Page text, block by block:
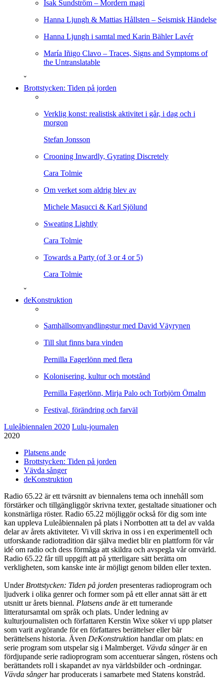
Isak Sundström – Mordern magi
Hanna Ljungh & Mattias Hållsten – Seismisk Händelse
Hanna Ljungh i samtal med Karin Bähler Lavér
María Iñigo Clavo – Traces, Signs and Symptoms of
the Untranslatable
ˇ
Brottstycken: Tiden på jorden
Verklig konst: realistisk aktivitet i går, i dag och i
morgon
Stefan Jonsson
Crooning Inwardly, Gyrating Discretely
Cara Tolmie
Om verket som aldrig blev av
Michele Masucci & Karl Sjölund
Sweating Lightly
Cara Tolmie
Towards a Party (of 3 or 4 or 5)
Cara Tolmie
ˇ
deKonstruktion
Samhällsomvandlingstur med David Väyrynen
Till slut finns bara vinden
Pernilla Fagerlönn med flera
Kolonisering, kultur och motstånd
Pernilla Fagerlönn, Mirja Palo och Torbjörn Ömalm
Festival, förändring och farväl
Luleåbiennalen 2020 Lulu-journalen
2020
Platsens ande
Brottstycken: Tiden på jorden
Vävda sånger
deKonstruktion
Radio 65.22 är ett tvärsnitt av biennalens tema och innehåll som
förstärker och tillgängliggör skrivna texter, gestaltade situationer och
konstnärliga röster. Radio 65.22 möjliggör också för dig som inte
kan uppleva Luleåbiennalen på plats i Norrbotten att ta del av valda
delar av årets aktiviteter. Vi vill skriva in oss i en experimentell och
utforskande radiotradition där själva mediet blir en plattform för vår
idé om radio och dess förmåga att skildra och avspegla vår omvärld.
Radio 65.22 får till uppgift att på ytterligare sätt berätta om
verkligheten, som kanske inte är möjligt genom bilden eller texten.
Under Brottstycken: Tiden på jorden presenteras radioprogram och
ljudverk i olika genrer och former som på ett eller annat sätt är ett
utsnitt ur årets biennal. Platsens ande är ett turnerande
litteratursamtal om språk och plats. Under ledning av
kulturjournalisten och författaren Kerstin Wixe söker vi upp platser
som varit avgörande för en författares berättelser eller bär
berättelsens historia. Även DeKonstruktion handlar om plats: en
serie program som utspelar sig i Malmberget. Vävda sångerär en
fördjupande serie radioprogram som accentuerar sången, röstens och
berättandets roll i skapandet av nya världsbilder och -ordningar.
Vävda sångerhar producerats i samarbete med Statens konstråd.